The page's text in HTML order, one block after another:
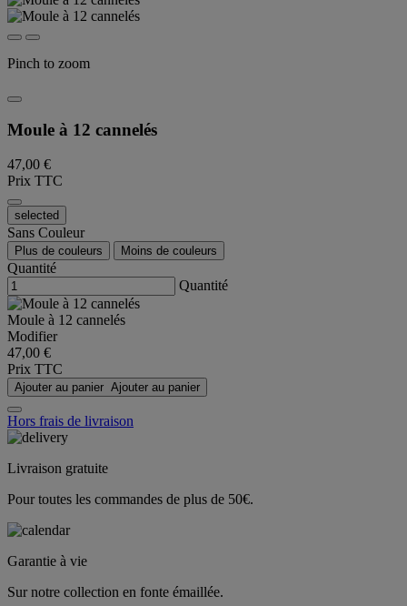
Pinch to zoom
Moule à 12 cannelés
47,00 €
Prix TTC
selected
Sans Couleur
Plus de couleurs Moins de couleurs
Quantité
Quantité
Moule à 12 cannelés
Modifier
47,00 €
Prix TTC
Ajouter au panier Ajouter au panier
Hors frais de livraison
Livraison gratuite
Pour toutes les commandes de plus de 50€.
Garantie à vie
Sur notre collection en fonte émaillée.